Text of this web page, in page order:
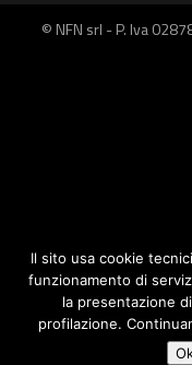
© NFN srl - P. Iva
Il sito usa cookie
funzionamento di
la presentazione
profilazione.